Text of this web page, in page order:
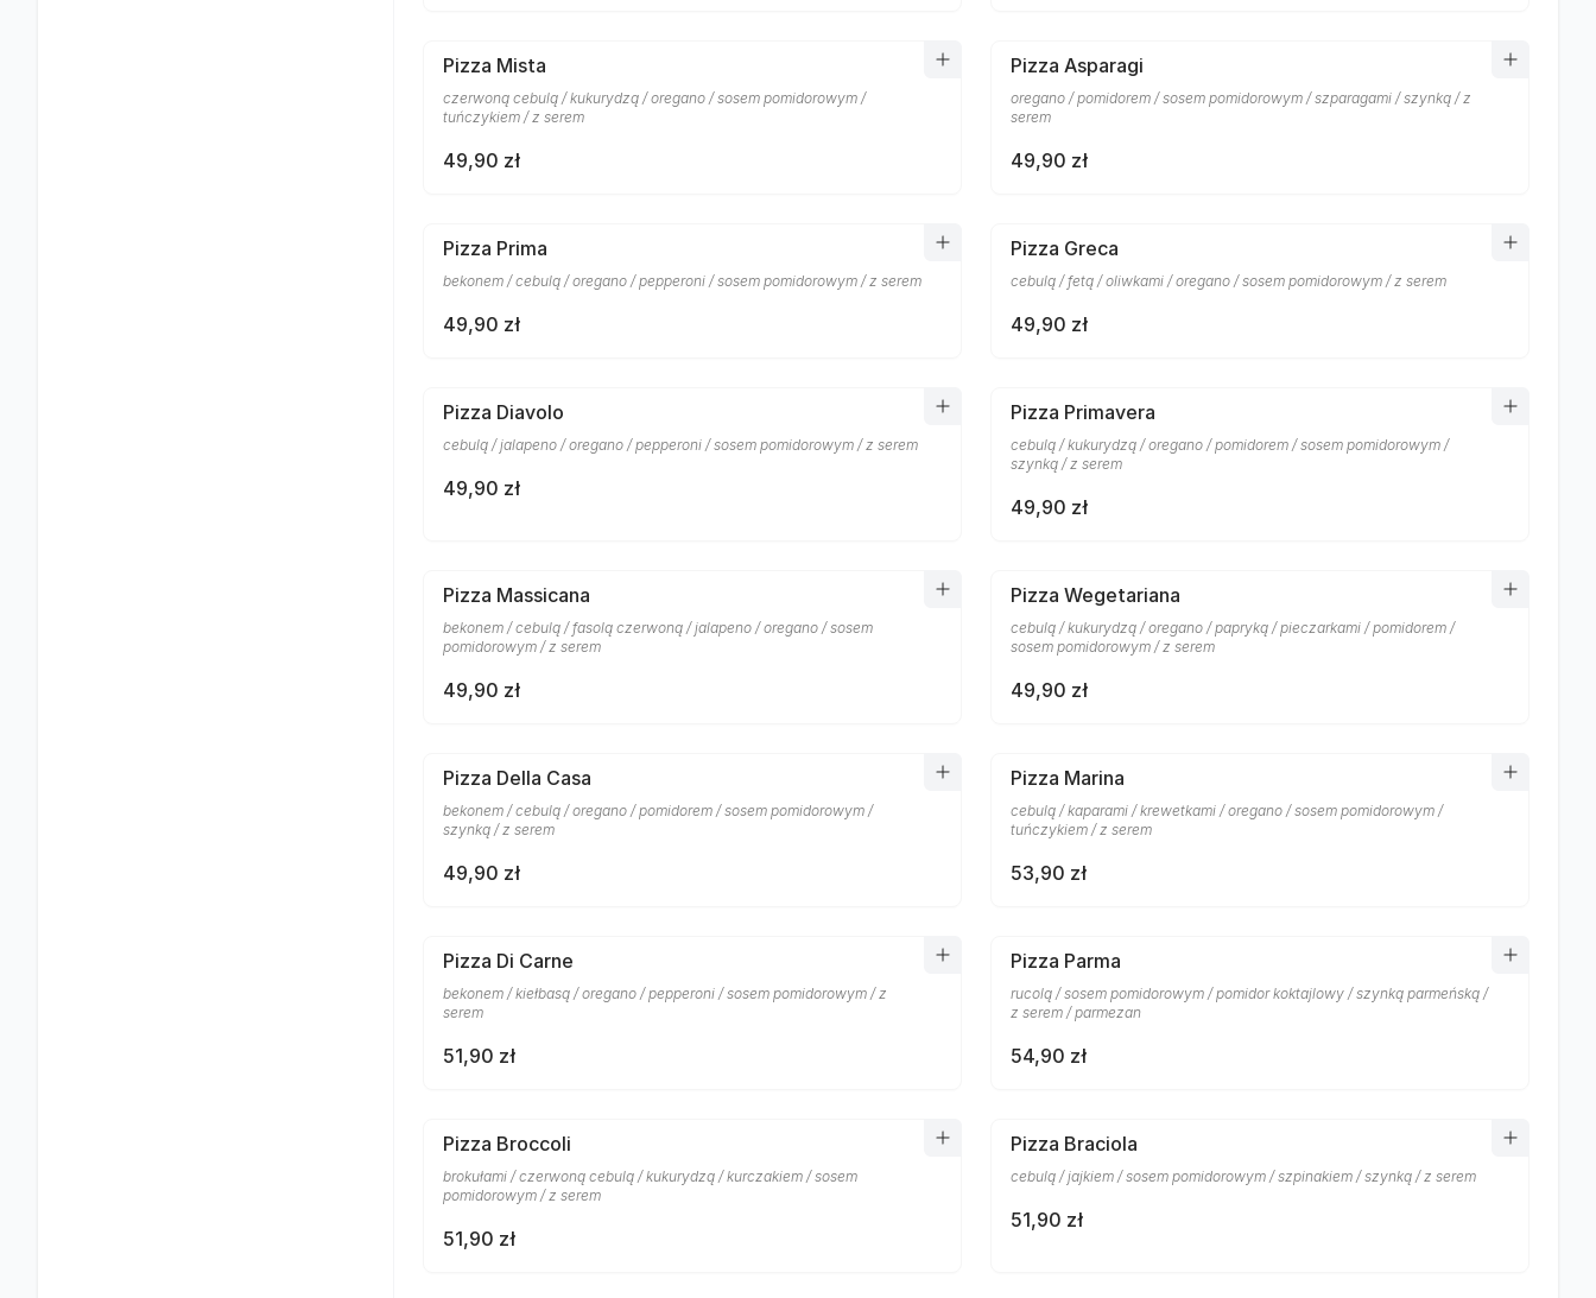
Pizza Mista
czerwoną cebulą / kukurydzą / oregano / sosem pomidorowym /
tuńczykiem / z serem
49,90 zł
Pizza Asparagi
oregano / pomidorem / sosem pomidorowym / szparagami / szynką / z
serem
49,90 zł
Pizza Prima
bekonem / cebulą / oregano / pepperoni / sosem pomidorowym / z serem
49,90 zł
Pizza Greca
cebulą / fetą / oliwkami / oregano / sosem pomidorowym / z serem
49,90 zł
Pizza Diavolo
cebulą / jalapeno / oregano / pepperoni / sosem pomidorowym / z serem
49,90 zł
Pizza Primavera
cebulą / kukurydzą / oregano / pomidorem / sosem pomidorowym /
szynką / z serem
49,90 zł
Pizza Massicana
bekonem / cebulą / fasolą czerwoną / jalapeno / oregano / sosem
pomidorowym / z serem
49,90 zł
Pizza Wegetariana
cebulą / kukurydzą / oregano / papryką / pieczarkami / pomidorem /
sosem pomidorowym / z serem
49,90 zł
Pizza Della Casa
bekonem / cebulą / oregano / pomidorem / sosem pomidorowym /
szynką / z serem
49,90 zł
Pizza Marina
cebulą / kaparami / krewetkami / oregano / sosem pomidorowym /
tuńczykiem / z serem
53,90 zł
Pizza Di Carne
bekonem / kiełbasą / oregano / pepperoni / sosem pomidorowym / z
serem
51,90 zł
Pizza Parma
rucolą / sosem pomidorowym / pomidor koktajlowy / szynką parmeńską /
z serem / parmezan
54,90 zł
Pizza Broccoli
brokułami / czerwoną cebulą / kukurydzą / kurczakiem / sosem
pomidorowym / z serem
51,90 zł
Pizza Braciola
cebulą / jajkiem / sosem pomidorowym / szpinakiem / szynką / z serem
51,90 zł